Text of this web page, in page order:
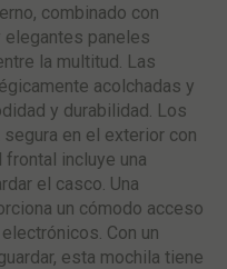
combinado con
elegantes paneles
la multitud. Las
acolchadas y
y durabilidad. Los
en el exterior con
incluye una
el casco. Una
un cómodo acceso
Con un
esta mochila tiene